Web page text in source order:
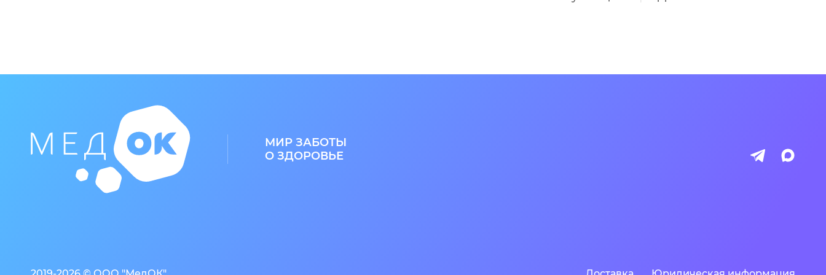
МИР ЗАБОТЫ
О ЗДОРОВЬЕ